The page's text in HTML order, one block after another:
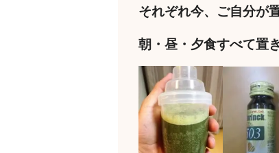
それぞれ今、ご自分が
朝・昼・夕食すべて置